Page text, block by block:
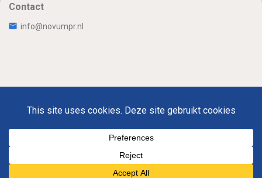
Contact
info@novumpr.nl
Novumpr © 2025